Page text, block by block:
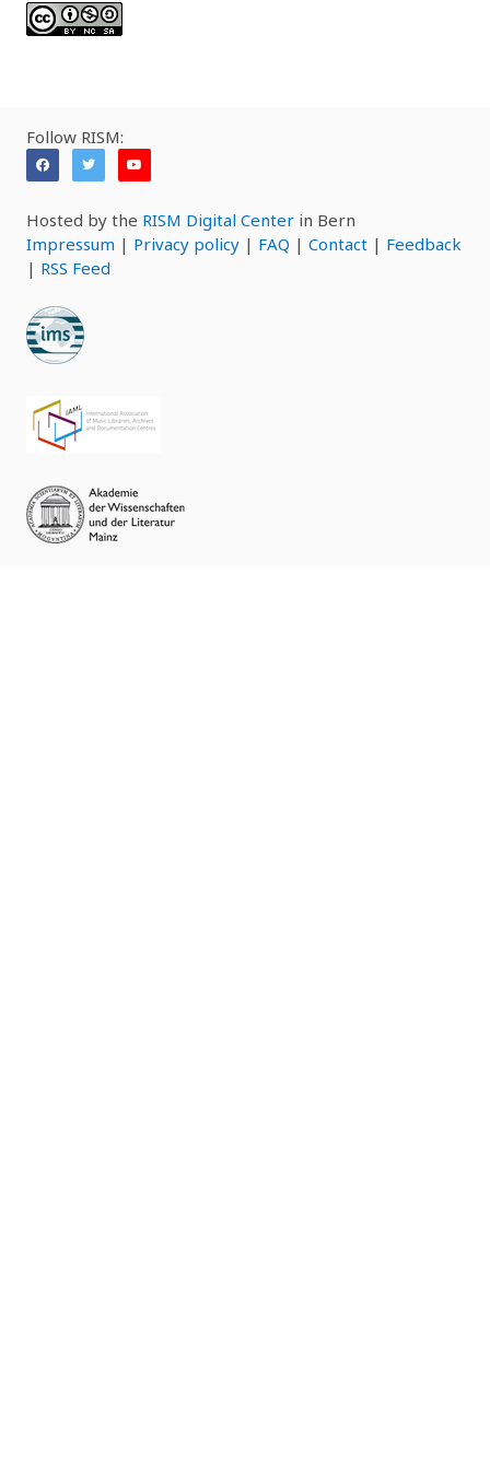
Follow RISM:
Hosted by the RISM Digital Center in Bern
Impressum | Privacy policy | FAQ | Contact | Feedback
| RSS Feed